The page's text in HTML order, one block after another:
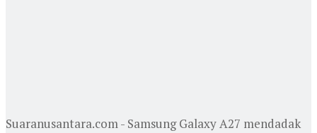
Suaranusantara.com - Samsung Galaxy A27 mendadak